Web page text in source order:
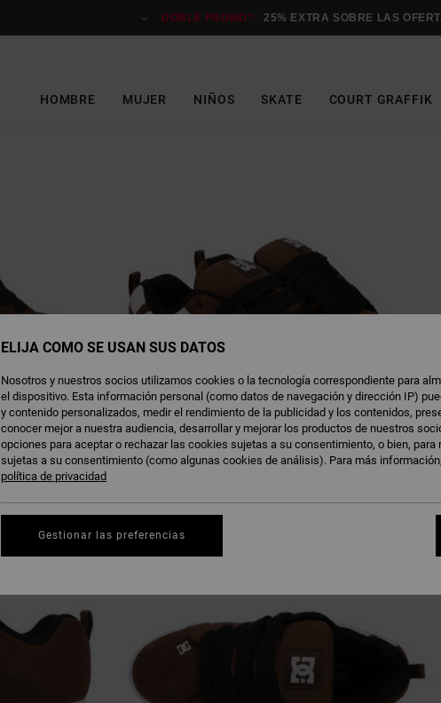
DOBLE PROMO*: 25% EXTRA SOBRE LAS
HOMBRE MUJER NIÑOS SKATE COURT GRAFFIK
ELIJA CÓMO SE USAN SUS DATOS
Nosotros y nuestros socios utilizamos cookies o la tecnología correspondiente para
el dispositivo. Esta información personal (como datos de navegación y dirección IP)
y contenido personalizados, medir el rendimiento de la publicidad y los contenidos,
conocer mejor a nuestra audiencia, desarrollar y mejorar los productos de nuestros
opciones para aceptar o rechazar las cookies sujetas a su consentimiento, o bien,
sujetas a su consentimiento (como algunas cookies de análisis). Para más
política de privacidad
Gestionar las preferencias